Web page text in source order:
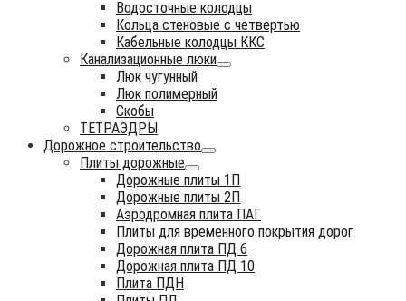
Водосточные колодцы
Кольца стеновые с четвертью
Кабельные колодцы ККС
Канализационные люки
Люк чугунный
Люк полимерный
Скобы
ТЕТРАЭДРЫ
Дорожное строительство
Плиты дорожные
Дорожные плиты 1П
Дорожные плиты 2П
Аэродромная плита ПАГ
Плиты для временного покрытия дорог
Дорожная плита ПД 6
Дорожная плита ПД 10
Плита ПДН